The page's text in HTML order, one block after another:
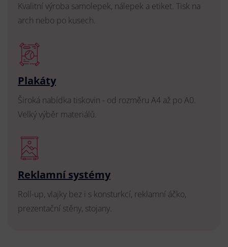
Kvalitní výroba samolepek, nálepek a etiket. Tisk na
arch nebo po kusech.
Plakáty
Široká nabídka tiskovin - od rozměru A4 až po A0.
Velký výběr materiálů.
Reklamní systémy
Roll-up, vlajky bez i s konsturkcí, reklamní áčko,
prezentační stěny, stojany.